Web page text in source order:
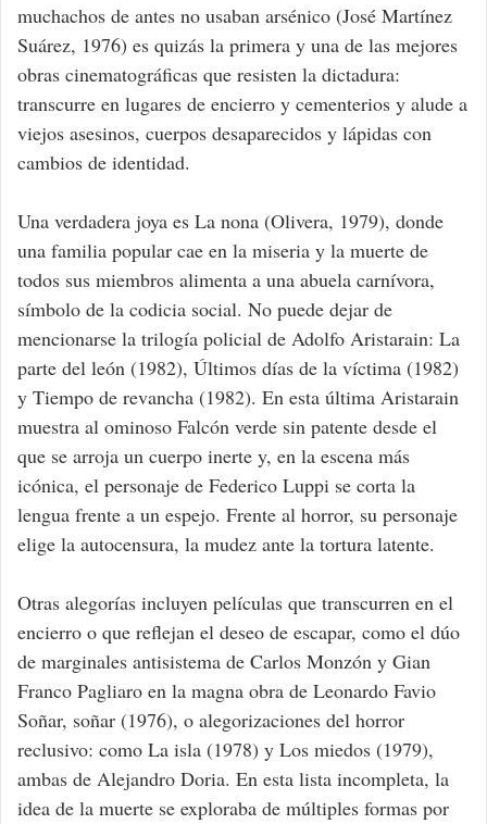
muchachos de antes no usaban arsénico (José Martínez
Suárez, 1976) es quizás la primera y una de las mejores
obras cinematográficas que resisten la dictadura:
transcurre en lugares de encierro y cementerios y alude a
viejos asesinos, cuerpos desaparecidos y lápidas con
cambios de identidad.
Una verdadera joya es La nona (Olivera, 1979), donde
una familia popular cae en la miseria y la muerte de
todos sus miembros alimenta a una abuela carnívora,
símbolo de la codicia social. No puede dejar de
mencionarse la trilogía policial de Adolfo Aristarain: La
parte del león (1982), Últimos días de la víctima (1982)
y Tiempo de revancha (1982). En esta última Aristarain
muestra al ominoso Falcón verde sin patente desde el
que se arroja un cuerpo inerte y, en la escena más
icónica, el personaje de Federico Luppi se corta la
lengua frente a un espejo. Frente al horror, su personaje
elige la autocensura, la mudez ante la tortura latente.
Otras alegorías incluyen películas que transcurren en el
encierro o que reflejan el deseo de escapar, como el dúo
de marginales antisistema de Carlos Monzón y Gian
Franco Pagliaro en la magna obra de Leonardo Favio
Soñar, soñar (1976), o alegorizaciones del horror
reclusivo: como La isla (1978) y Los miedos (1979),
ambas de Alejandro Doria. En esta lista incompleta, la
idea de la muerte se exploraba de múltiples formas por